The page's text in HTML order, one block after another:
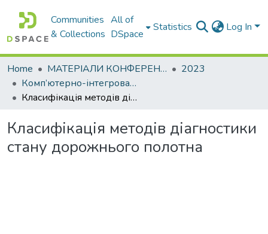
Communities
& Collections
All of
DSpace
Statistics Log In
Home МАТЕРІАЛИ КОНФЕРЕНЦІЙ
2023
Комп’ютерно-інтегровані технології автоматизації технологічних процесів на транспорті та у виробництві
Класифікація методів діагностики стану дорожнього полотна
Класифікація методів діагностики
стану дорожнього полотна